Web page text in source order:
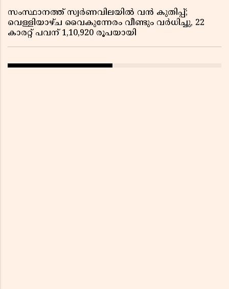
സംസ്ഥാനത്ത് സ്വർണവിലയിൽ വൻ കുതിപ്പ്;
വെള്ളിയാഴ്ച വൈകുന്നേരം വീണ്ടും വർധിച്ചു, 22
കാരറ്റ് പവന് 1,10,920 രൂപയായി